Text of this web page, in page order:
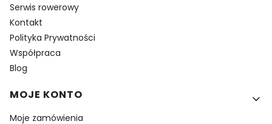
Serwis rowerowy
Kontakt
Polityka Prywatności
Współpraca
Blog
MOJE KONTO
Moje zamówienia